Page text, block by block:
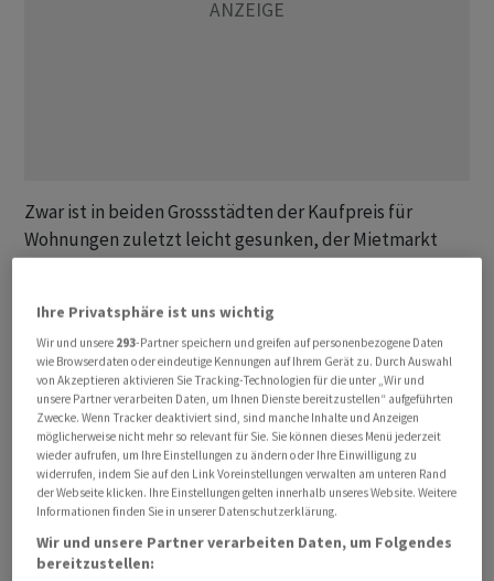
Zwar ist in beiden Grossstädten der Kaufpreis für
Wohnungen zuletzt leicht gesunken, der Mietmarkt
hervorgeht, steigen die Mieten unaufhörlich.
In der Hauptstadt stiegen die Mietpreise bei
Neuvermietungen von Bestandswohnungen laut
Immoscout im Juni auf 12,98 Euro pro Quadratmeter —
eine Steigerung von mehr als 14 Prozent im
Jahresvergleich. Noch drastischer ist die Lage an der
Isar: Dort werden 19,51 Euro aufgerufen, 16 Prozent
mehr als vor einem Jahr. Ähnlich ist die Entwicklung bei
Neubauwohnungen.
Ihre Privatsphäre ist uns wichtig
Wir und unsere 293-Partner speichern und greifen auf personenbezogene Daten
wie Browserdaten oder eindeutige Kennungen auf Ihrem Gerät zu. Durch Auswahl
von Akzeptieren aktivieren Sie Tracking-Technologien für die unter „Wir und
unsere Partner verarbeiten Daten, um Ihnen Dienste bereitzustellen“ aufgeführten
Zwecke. Wenn Tracker deaktiviert sind, sind manche Inhalte und Anzeigen
möglicherweise nicht mehr so relevant für Sie. Sie können dieses Menü jederzeit
wieder aufrufen, um Ihre Einstellungen zu ändern oder Ihre Einwilligung zu
widerrufen, indem Sie auf den Link Voreinstellungen verwalten am unteren Rand
der Webseite klicken. Ihre Einstellungen gelten innerhalb unseres Website. Weitere
Informationen finden Sie in unserer Datenschutzerklärung.
Wir und unsere Partner verarbeiten Daten, um Folgendes
bereitzustellen: